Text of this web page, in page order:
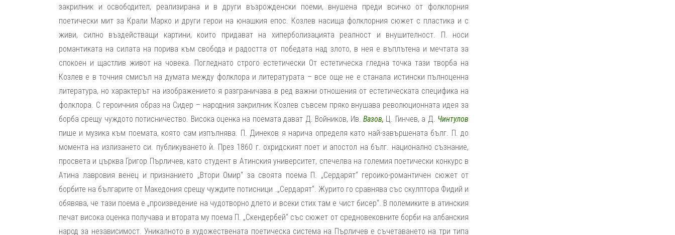
закрилник и освободител, реализирана и в други възрожденски поеми, внушена преди всичко от фолклорния
поетически мит за Крали Марко и други герои на юнашкия епос. Козлев насища фолклорния сюжет с пластика и с
живи, силно въздействащи картини, които придават на хиперболизацията реалност и внушителност. П. носи
романтиката на силата на порива към свобода и радостта от победата над злото, в нея е въплътена и мечтата за
спокоен и щастлив живот на човека. Погледнато строго естетически От естетическа гледна точка тази творба на
Козлев е в точния смисъл на думата между фолклора и литературата – все още не е станала истински пълноценна
литература, но характерът на изображението я разграничава в ред важни отношения от естетическата специфика на
фолклора. С героичния образ на Сидер – народния закрилник Козлев съвсем пряко внушава революционната идея за
борба срещу чуждото потисничество. Висока оценка на поемата дават Д. Войников, Ив. Вазов, Ц. Гинчев, а Д. Чинтулов
пише и музика към поемата, която сам изпълнява. П. Динеков я нарича определя като най-завършената бълг. П. до
момента на излизането си. публикуването ѝ. През 1860 г. охридският поет и апостол на бълг. национално съзнание,
просвета и църква Григор Пърличев, като студент в Атинския университет, спечелва на големия поетически конкурс в
Атина лавровия венец и признанието „Втори Омир“ за своята поема П. „Сердарят“ героико-романтичен сюжет от
борбите на българите от Македония срещу чуждите потисници .„Сердарят“. Журито го сравнява със скулптора Фидий и
обявява, че тази поема е „произведение на чудотворно длето и всеки стих там е чист бисер“. В полемиките в атинския
печат висока оценка получава и втората му поема П. „Скендербей“ със сюжет от средновековните борби на албанския
народ за независимост. Уникалното в художествената поетическа система на Пърличев е съчетаването на три типа